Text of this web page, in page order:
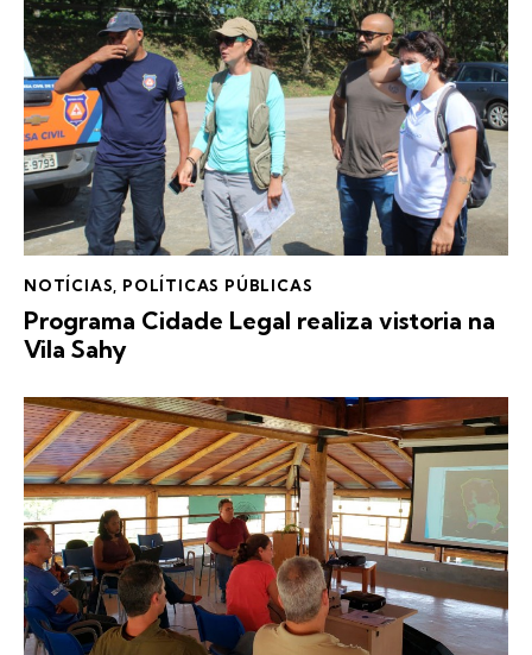
NOTÍCIAS, POLÍTICAS PÚBLICAS
Programa Cidade Legal realiza vistoria na
Vila Sahy